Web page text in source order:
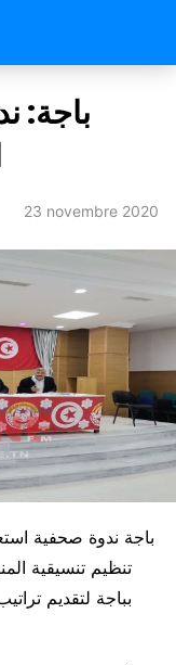
23 novembre 2020
باجة ندوة صحفية
تنظيم تنسيقية